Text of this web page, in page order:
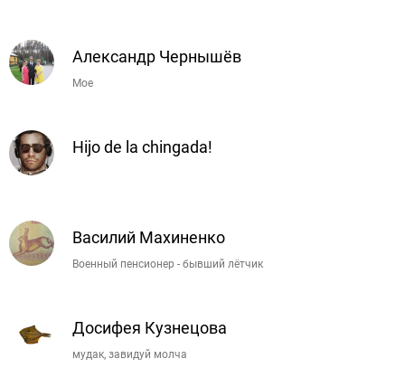
Александр Чернышёв
Мое
Hijo de la chingada!
Василий Махиненко
Военный пенсионер - бывший лётчик
Досифея Кузнецова
мудак, завидуй молча